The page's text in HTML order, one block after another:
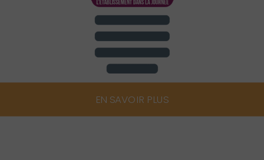
EN SAVOIR PLUS